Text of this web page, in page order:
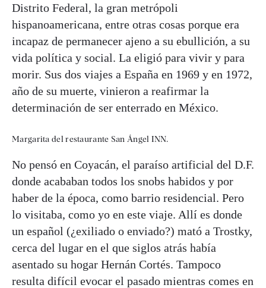
Distrito Federal, la gran metrópoli
hispanoamericana, entre otras cosas porque era
incapaz de permanecer ajeno a su ebullición, a su
vida política y social. La eligió para vivir y para
morir. Sus dos viajes a España en 1969 y en 1972,
año de su muerte, vinieron a reafirmar la
determinación de ser enterrado en México.
Margarita del restaurante San Ángel INN.
No pensó en Coyacán, el paraíso artificial del D.F.
donde acababan todos los snobs habidos y por
haber de la época, como barrio residencial. Pero
lo visitaba, como yo en este viaje. Allí es donde
un español (¿exiliado o enviado?) mató a Trostky,
cerca del lugar en el que siglos atrás había
asentado su hogar Hernán Cortés. Tampoco
resulta difícil evocar el pasado mientras comes en